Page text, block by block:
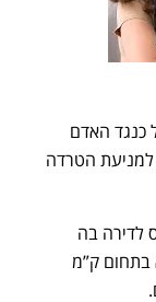
האדם
הטרדה
בה
ק”מ